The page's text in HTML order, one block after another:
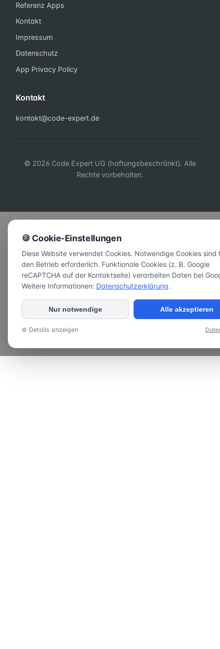
Referenz Apps
Kontakt
Impressum
Datenschutz
App Privacy Policy
Kontakt
kontakt@code-expert.de
© 2026 Code Expert UG (haftungsbeschränkt). Alle
Rechte vorbehalten.
🍪 Cookie-Einstellungen
Diese Website verwendet Cookies. Notwendige Cookies sind
den Betrieb erforderlich. Funktionale Cookies (z. B. Google
reCAPTCHA auf der Kontaktseite) verarbeiten Daten bei
Weitere Informationen: Datenschutzerklärung.
Nur notwendige Alle akzeptieren
⚙ Details anzeigen